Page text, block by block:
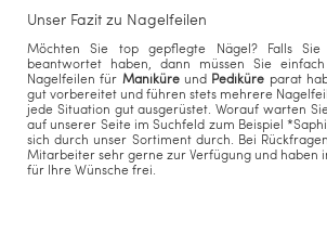
Unser Fazit zu Nagelfeilen
Möchten Sie top gepflegte Nägel? Falls
beantwortet haben, dann müssen Sie
Nagelfeilen für Maniküreund Pediküre parat
gut vorbereitet und führen stets mehrere
jede Situation gut ausgerüstet. Worauf warten
auf unserer Seite im Suchfeld zum Beispiel
sich durch unser Sortiment durch. Bei
Mitarbeiter sehr gerne zur Verfügung und haben
für Ihre Wünsche frei.